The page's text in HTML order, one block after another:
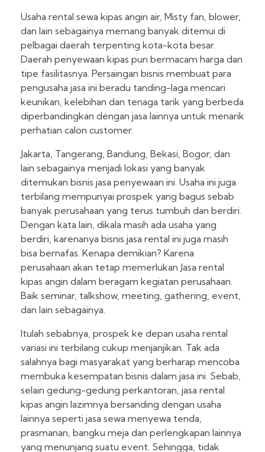
Usaha rental sewa kipas angin air, Misty fan, blower,
dan lain sebagainya memang banyak ditemui di
pelbagai daerah terpenting kota-kota besar.
Daerah penyewaan kipas pun bermacam harga dan
tipe fasilitasnya. Persaingan bisnis membuat para
pengusaha jasa ini beradu tanding-laga mencari
keunikan, kelebihan dan tenaga tarik yang berbeda
diperbandingkan dengan jasa lainnya untuk menarik
perhatian calon customer.
Jakarta, Tangerang, Bandung, Bekasi, Bogor, dan
lain sebagainya menjadi lokasi yang banyak
ditemukan bisnis jasa penyewaan ini. Usaha ini juga
terbilang mempunyai prospek yang bagus sebab
banyak perusahaan yang terus tumbuh dan berdiri.
Dengan kata lain, dikala masih ada usaha yang
berdiri, karenanya bisnis jasa rental ini juga masih
bisa bernafas. Kenapa demikian? Karena
perusahaan akan tetap memerlukan Jasa rental
kipas angin dalam beragam kegiatan perusahaan.
Baik seminar, talkshow, meeting, gathering, event,
dan lain sebagainya.
Itulah sebabnya, prospek ke depan usaha rental
variasi ini terbilang cukup menjanjikan. Tak ada
salahnya bagi masyarakat yang berharap mencoba
membuka kesempatan bisnis dalam jasa ini. Sebab,
selain gedung-gedung perkantoran, jasa rental
kipas angin lazimnya bersanding dengan usaha
lainnya seperti jasa sewa menyewa tenda,
prasmanan, bangku meja dan perlengkapan lainnya
yang menunjang suatu event. Sehingga, tidak